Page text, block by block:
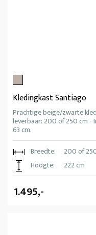
Kledingkast Santiago
Prachtige beige/zwarte
leverbaar: 200 of 250 cm -
63 cm.
Breedte:
200 of
Hoogte:
222 cm
1.495,-